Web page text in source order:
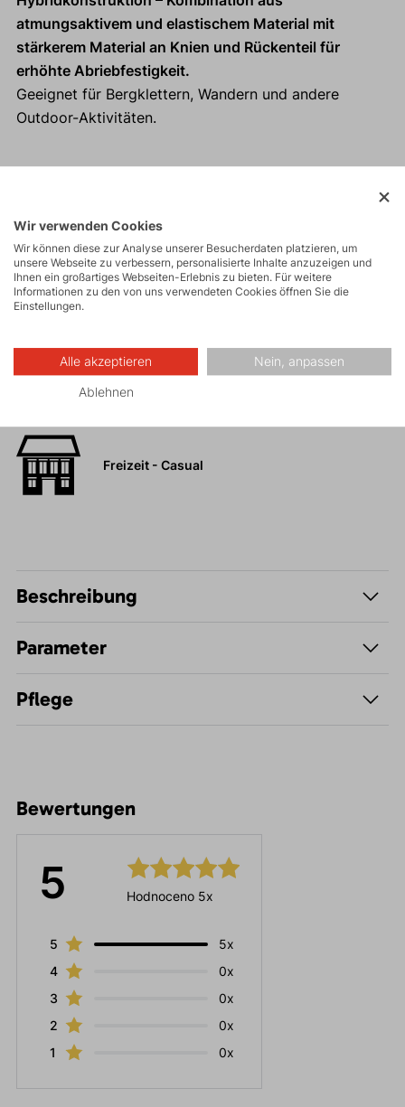
atmungsaktivem und elastischem Material mit
stärkerem Material an Knien und Rückenteil für
erhöhte Abriebfestigkeit.
Geeignet für Bergklettern, Wandern und andere
Outdoor-Aktivitäten.
Touren
Wandern
Freizeit - Casual
Beschreibung
Parameter
Pflege
Bewertungen
5 Hodnoceno 5x
5
5x
4
0x
3
0x
2
0x
1
0x
Wir verwenden Cookies
Wir können diese zur Analyse unserer Besucherdaten platzieren, um
unsere Webseite zu verbessern, personalisierte Inhalte anzuzeigen und
Ihnen ein großartiges Webseiten-Erlebnis zu bieten. Für weitere
Informationen zu den von uns verwendeten Cookies öffnen Sie die
Einstellungen.
Alle akzeptieren Nein, anpassen
Ablehnen